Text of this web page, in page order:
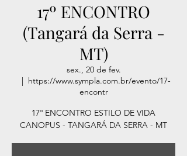
17º ENCONTRO
(Tangará da Serra -
MT)
sex., 20 de fev.
  |
https://www.sympla.com.br/evento/17-
encontr
17º ENCONTRO ESTILO DE VIDA
CANOPUS - TANGARÁ DA SERRA - MT